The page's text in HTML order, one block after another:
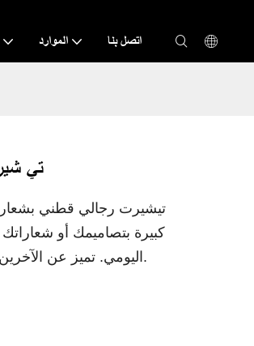
الموارد اتصل بنا
تي
تيشيرت رجالي قطني
كبيرة بتصاميمك أو
اليومي. تميز عن الآخرين بتيشيرتات مخصصة تُبرز علامتك التجارية أو رسالتك الفريدة.